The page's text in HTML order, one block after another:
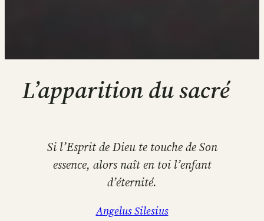
L’apparition du sacré
Si l’Esprit de Dieu te touche de Son
essence, alors naît en toi l’enfant
d’éternité.
Angelus Silesius